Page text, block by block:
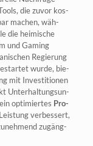
die zuvor kos­
machen, wäh­
die hei­mi­sche
und Gam­ing
Regie­rung
wur­de, bie­
mit Inves­ti­tio­nen
Unter­hal­tungs­un­
opti­mier­tes Pro­
ver­bes­sert,
zugäng­